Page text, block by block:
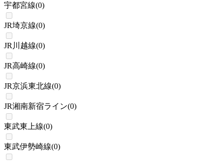
宇都宮線(0)
JR埼京線(0)
JR川越線(0)
JR高崎線(0)
JR京浜東北線(0)
JR湘南新宿ライン(0)
東武東上線(0)
東武伊勢崎線(0)